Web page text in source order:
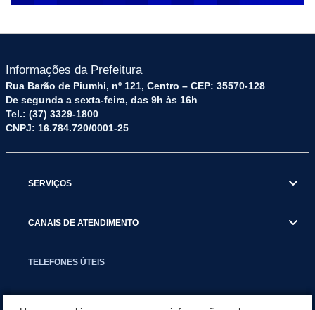
Informações da Prefeitura
Rua Barão de Piumhi, nº 121, Centro – CEP: 35570-128
De segunda a sexta-feira, das 9h às 16h
Tel.: (37) 3329-1800
CNPJ: 16.784.720/0001-25
SERVIÇOS
CANAIS DE ATENDIMENTO
TELEFONES ÚTEIS